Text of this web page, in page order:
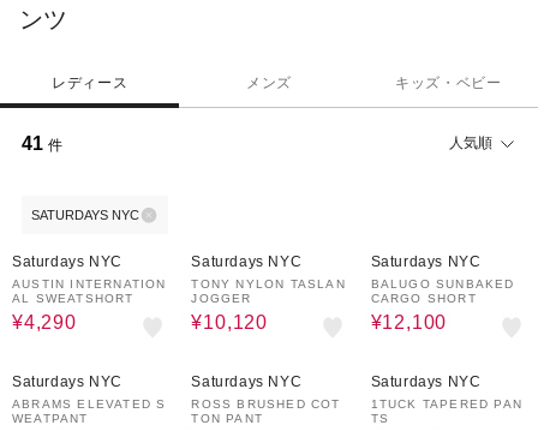
ンツ
レディース メンズ キッズ・ベビー
41 件 人気順
SATURDAYS NYC
Saturdays NYC
AUSTIN INTERNATION
AL SWEATSHORT
¥4,290
Saturdays NYC
TONY NYLON TASLAN
JOGGER
¥10,120
Saturdays NYC
BALUGO SUNBAKED
CARGO SHORT
¥12,100
Saturdays NYC
ABRAMS ELEVATED S
WEATPANT
Saturdays NYC
ROSS BRUSHED COT
TON PANT
Saturdays NYC
1TUCK TAPERED PAN
TS